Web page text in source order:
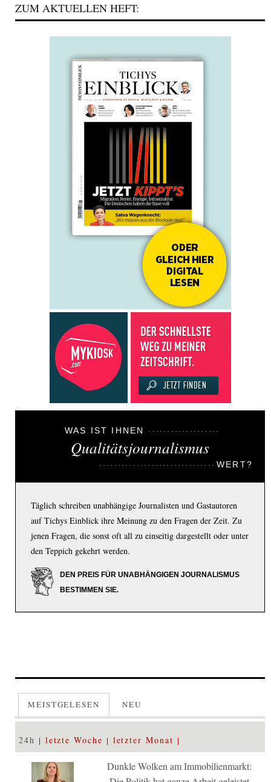
ZUM AKTUELLEN HEFT:
WAS IST IHNEN
Qualitätsjournalismus
WERT?
Täglich schreiben unabhängige Journalisten und Gastautoren
auf Tichys Einblick ihre Meinung zu den Fragen der Zeit. Zu
jenen Fragen, die sonst oft all zu einseitig dargestellt oder unter
den Teppich gekehrt werden.
DEN PREIS FÜR UNABHÄNGIGEN JOURNALISMUS
BESTIMMEN SIE.
MEISTGELESEN NEU
24h letzte Woche letzter Monat
Dunkle Wolken am Immobilienmarkt: